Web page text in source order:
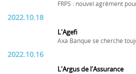
FRPS : nouvel agrément
2022.10.18
L'Agefi
Axa Banque se cherche
2022.10.16
L'Argus de l'Assurance